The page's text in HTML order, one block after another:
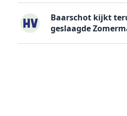
Baarschot kijkt
geslaagde